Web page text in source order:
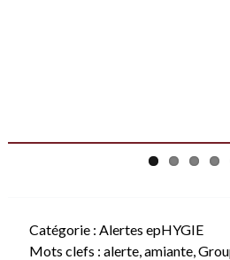
Catégorie : Alertes epHYGIE
Mots clefs : alerte, amiante,